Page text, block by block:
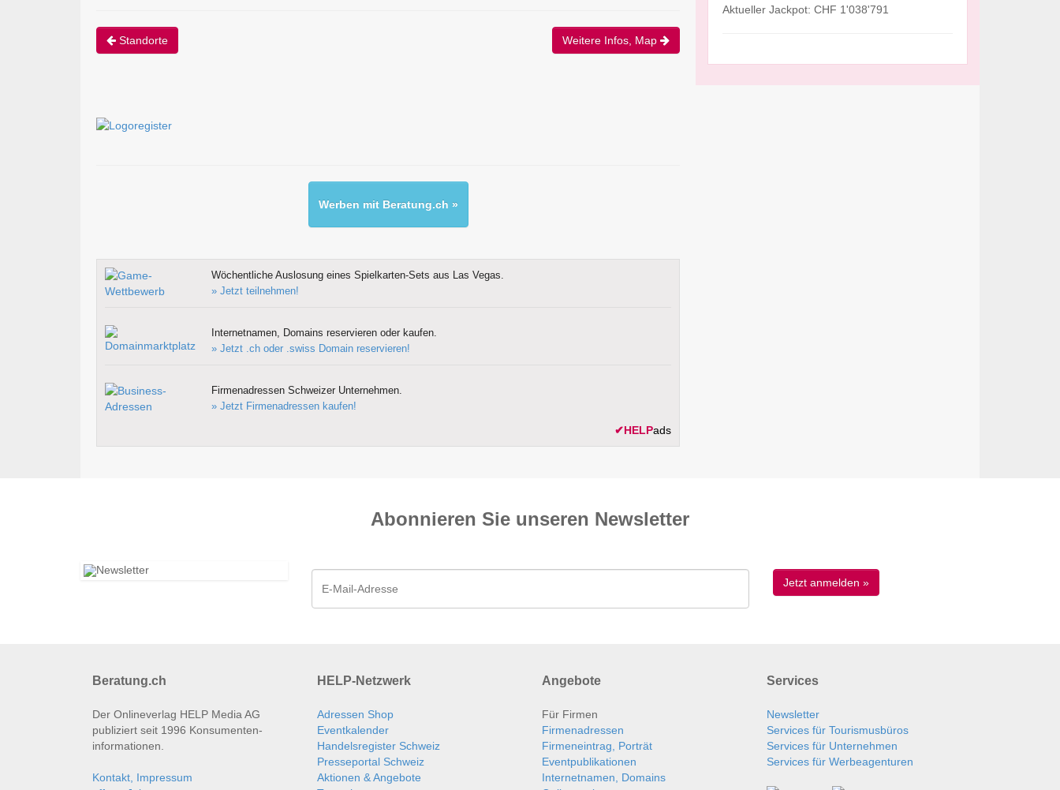
Standorte Weitere Infos, Map
Werben mit Beratung.ch »
Wöchentliche Auslosung eines Spielkarten-Sets aus Las Vegas.
» Jetzt teilnehmen!
Internetnamen, Domains reservieren oder kaufen.
» Jetzt .ch oder .swiss Domain reservieren!
Firmenadressen Schweizer Unternehmen.
» Jetzt Firmenadressen kaufen!
✔HELPads
Aktueller Jackpot: CHF 1'038'791
Abonnieren Sie unseren News­letter
Beratung.ch
Der Onlineverlag HELP Media AG
publiziert seit 1996 Konsumenten­
informationen.
Kontakt, Impressum
HELP-Netzwerk
Adressen Shop
Eventkalender
Handelsregister Schweiz
Presseportal Schweiz
Aktionen & Angebote
Angebote
Für Firmen
Firmenadressen
Firmeneintrag, Porträt
Eventpublikationen
Internetnamen, Domains
Services
Newsletter
Services für Tourismusbüros
Services für Unternehmen
Services für Werbeagenturen